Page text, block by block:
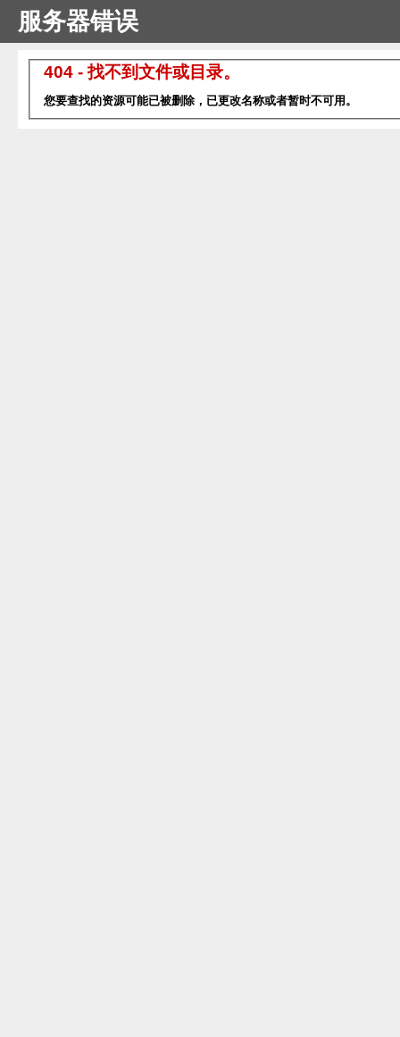
服务器错误
404 - 找不到文件或目录。
您要查找的资源可能已被删除，已更改名称或者暂时不可用。